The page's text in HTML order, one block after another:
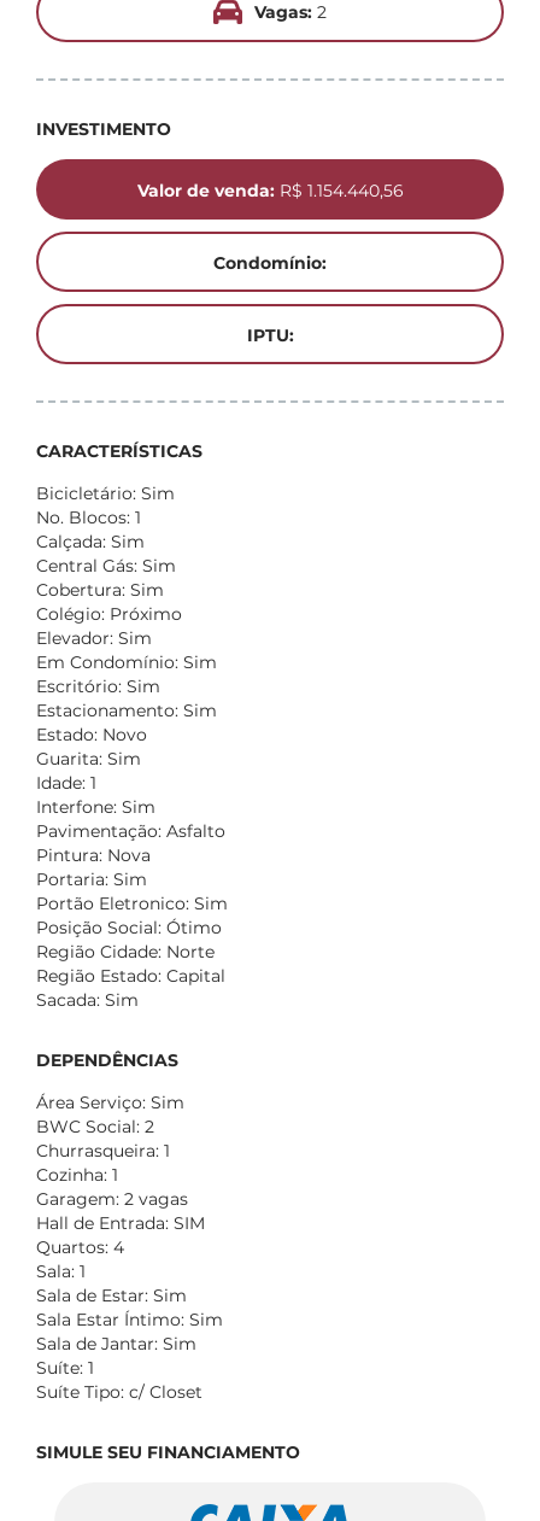
Vagas:2
INVESTIMENTO
Valor de venda:R$ 1.154.440,56
Condomínio:
IPTU:
CARACTERÍSTICAS
Bicicletário: Sim
No. Blocos: 1
Calçada: Sim
Central Gás: Sim
Cobertura: Sim
Colégio: Próximo
Elevador: Sim
Em Condomínio: Sim
Escritório: Sim
Estacionamento: Sim
Estado: Novo
Guarita: Sim
Idade: 1
Interfone: Sim
Pavimentação: Asfalto
Pintura: Nova
Portaria: Sim
Portão Eletronico: Sim
Posição Social: Ótimo
Região Cidade: Norte
Região Estado: Capital
Sacada: Sim
DEPENDÊNCIAS
Área Serviço: Sim
BWC Social: 2
Churrasqueira: 1
Cozinha: 1
Garagem: 2 vagas
Hall de Entrada: SIM
Quartos: 4
Sala: 1
Sala de Estar: Sim
Sala Estar Íntimo: Sim
Sala de Jantar: Sim
Suíte: 1
Suíte Tipo: c/ Closet
SIMULE SEU FINANCIAMENTO